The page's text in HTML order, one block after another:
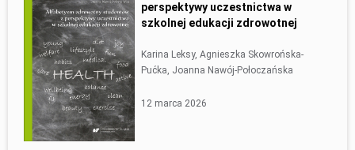
perspektywy uczestnictwa w
szkolnej edukacji zdrowotnej
Karina Leksy, Agnieszka Skowrońska-
Pućka, Joanna Nawój-Połoczańska
12 marca 2026